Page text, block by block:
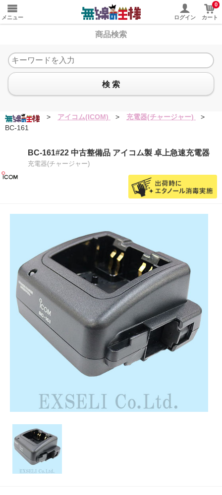
メニュー ログイン
0
カート
商品検索
検 索
> アイコム(ICOM) > 充電器(チャージャー)
>
BC-161
BC-161#22 中古整備品 アイコム製 卓上急速充電器
充電器(チャージャー)